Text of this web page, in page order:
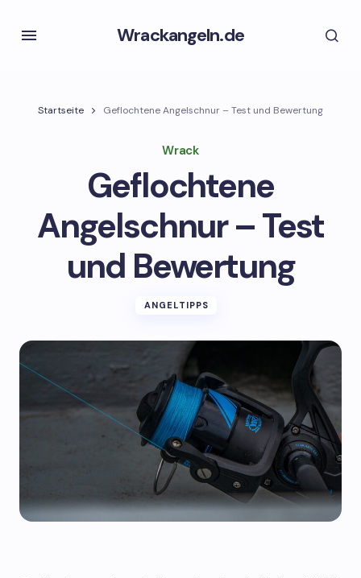
Wrackangeln.de
Startseite Geflochtene Angelschnur – Test und Bewertung
Wrack
Geflochtene
Angelschnur – Test
und Bewertung
ANGELTIPPS